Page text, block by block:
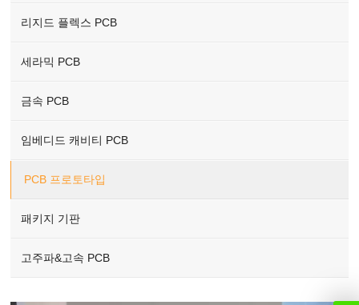
리지드 플렉스 PCB
세라믹 PCB
금속 PCB
임베디드 캐비티 PCB
PCB 프로토타입
패키지 기판
고주파&고속 PCB